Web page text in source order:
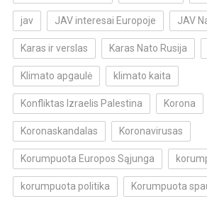
jav JAV interesai Europoje JAV
Karas ir verslas Karas Nato Rusija
Klimato apgaulė klimato kaita
Konfliktas Izraelis Palestina Korona
Koronaskandalas Koronavirusas
Korumpuota Europos Sąjunga
korumpuota politika Korumpuota